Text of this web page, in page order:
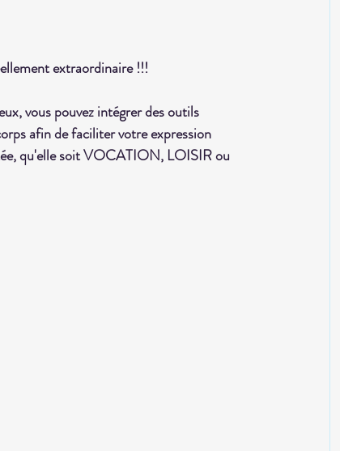
extraordinaire !!!
vous pouvez intégrer des outils
afin de faciliter votre expression
qu'elle soit VOCATION, LOISIR ou